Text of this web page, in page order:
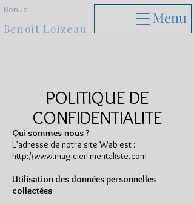
Menu
Benoît Loizeau
Bonus
POLITIQUE DE
CONFIDENTIALITE
Qui sommes-nous ?
L’adresse de notre site Web est :
http://www.magicien-mentaliste.com
Utilisation des données personnelles
collectées